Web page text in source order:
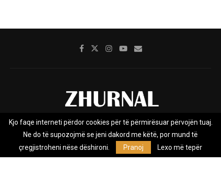
Rreth nesh Impresumi Marketing
Kontakt
Privacy Policy
Zhurnal.mk është Agjenci e Lajmeve e pavarur, e themeluar në vitin
Kjo faqe interneti përdor cookies për të përmirësuar përvojën tuaj.
Ne do të supozojmë se jeni dakord me këtë, por mund të
çregjistroheni nëse dëshironi.
Pranoj Lexo më tepër